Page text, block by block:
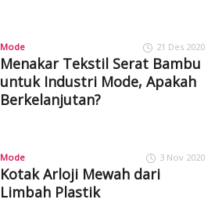
Mode 21 Des 2020
Menakar Tekstil Serat Bambu
untuk Industri Mode, Apakah
Berkelanjutan?
Mode 3 Nov 2020
Kotak Arloji Mewah dari
Limbah Plastik